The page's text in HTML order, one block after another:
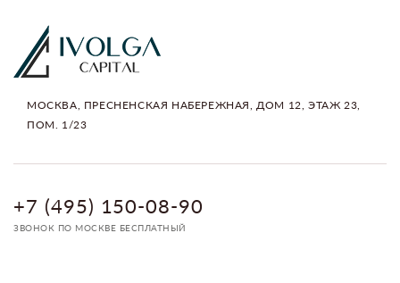
МОСКВА, ПРЕСНЕНСКАЯ НАБЕРЕЖНАЯ, ДОМ 12, ЭТАЖ 23,
ПОМ. 1/23
+7 (495) 150-08-90
ЗВОНОК ПО МОСКВЕ БЕСПЛАТНЫЙ